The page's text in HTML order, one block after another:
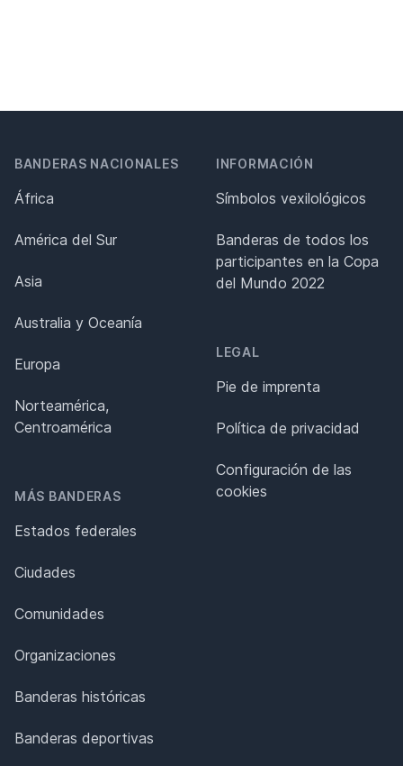
BANDERAS NACIONALES
África
América del Sur
Asia
Australia y Oceanía
Europa
Norteamérica,
Centroamérica
MÁS BANDERAS
Estados federales
Ciudades
Comunidades
Organizaciones
Banderas históricas
Banderas deportivas
INFORMACIÓN
Símbolos vexilológicos
Banderas de todos los
participantes en la Copa
del Mundo 2022
LEGAL
Pie de imprenta
Política de privacidad
Configuración de las
cookies